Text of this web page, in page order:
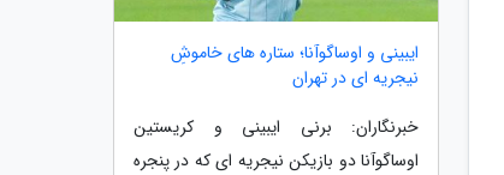
ایبینی و اوساگوآنا؛ ستاره های خاموشِ
نیجریه ای در تهران
خبرنگاران: برنی ایبینی و کریستین
اوساگوآنا دو بازیکن نیجریه ای که در پنجره